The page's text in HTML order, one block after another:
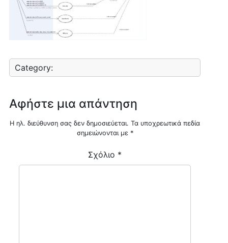
Category:
Αφήστε μια απάντηση
Η ηλ. διεύθυνση σας δεν δημοσιεύεται. Τα υποχρεωτικά πεδία
σημειώνονται με *
Σχόλιο *